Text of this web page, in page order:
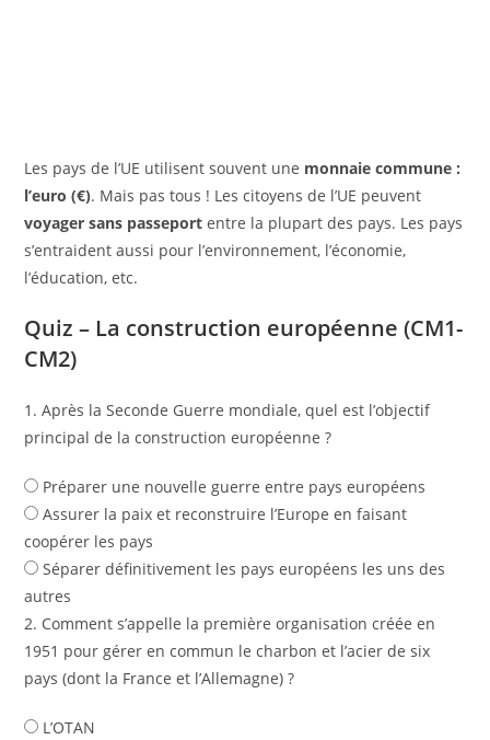
Les pays de l’UE utilisent souvent une monnaie commune :
l’euro (€). Mais pas tous ! Les citoyens de l’UE peuvent
voyager sans passeport entre la plupart des pays. Les pays
s’entraident aussi pour l’environnement, l’économie,
l’éducation, etc.
Quiz – La construction européenne (CM1-
CM2)
1. Après la Seconde Guerre mondiale, quel est l’objectif
principal de la construction européenne ?
Préparer une nouvelle guerre entre pays européens
Assurer la paix et reconstruire l’Europe en faisant
coopérer les pays
Séparer définitivement les pays européens les uns des
autres
2. Comment s’appelle la première organisation créée en
1951 pour gérer en commun le charbon et l’acier de six
pays (dont la France et l’Allemagne) ?
L’OTAN